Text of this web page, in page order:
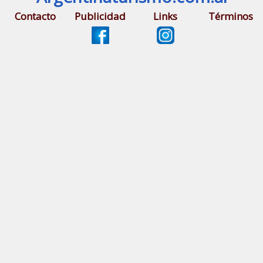
Contacto Publicidad Links Términos